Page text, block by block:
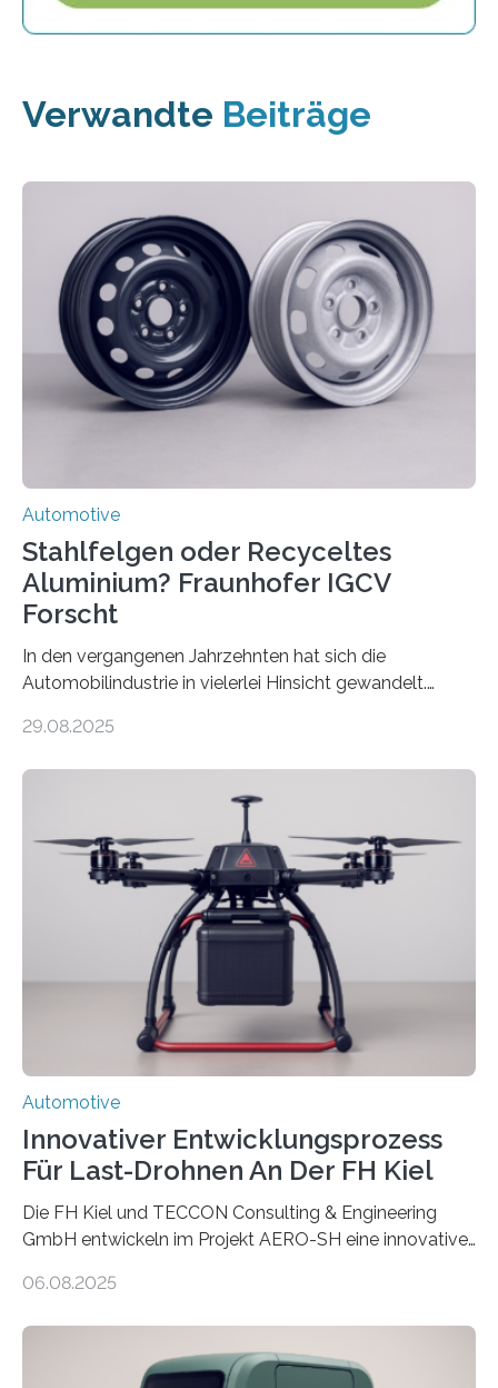
Verwandte Beiträge
Automotive
Stahlfelgen oder Recyceltes
Aluminium? Fraunhofer IGCV
Forscht
In den vergangenen Jahrzehnten hat sich die
Automobilindustrie in vielerlei Hinsicht gewandelt.
hat Aluminium aufgrund seiner Leichtigkeit und
Oberhand gewonnen. Leichtmetallfelgen bringen
auch grundlegende Fragen betreffend Nachhaltigkeit
und Ressourcennutzung auf. Insbesondere die
Herstellung von Aluminium ist sehr energieintensiv und
verursacht erhebliche CO2-Emissionen, verglichen mit
Rohstahl sogar das zehnfache. Forschende des
Fraunhofer-Instituts für Gießerei-, Composite- und
Verarbeitungstechnik IGCV wollen…
29.08.2025
Automotive
Innovativer Entwicklungsprozess
Für Last-Drohnen An Der FH Kiel
Die FH Kiel und TECCON Consulting & Engineering
GmbH entwickeln im Projekt AERO-SH eine innovative,
zu 100 kg Nutzlast. Ein softwarebasierter,
energieeffiziente Drohnen für die maritime und
06.08.2025